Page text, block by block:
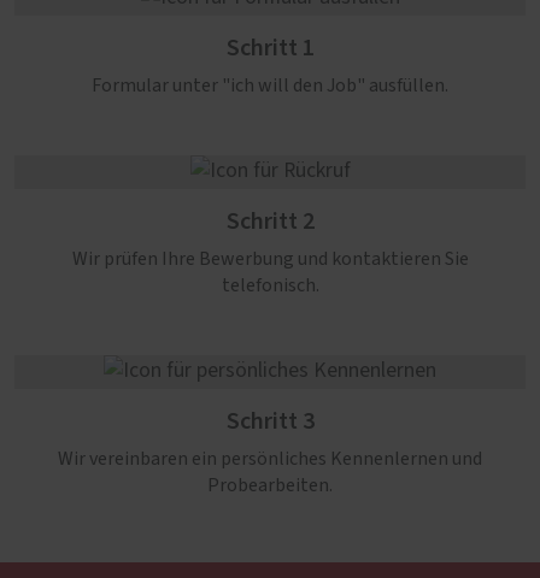
Schritt 1
Formular unter "ich will den Job" ausfüllen.
Schritt 2
Wir prüfen Ihre Bewerbung und kontaktieren Sie
telefonisch.
Schritt 3
Wir vereinbaren ein persönliches Kennenlernen und
Probearbeiten.